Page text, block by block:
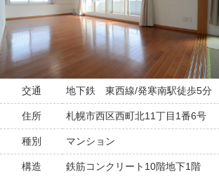
交通 地下鉄 東西線/発寒南駅徒歩5分
住所 札幌市西区西町北11丁目1番6号
種別 マンション
構造 鉄筋コンクリート10階地下1階